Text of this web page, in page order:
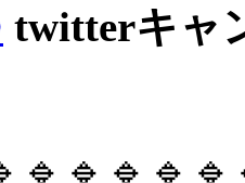
twitterキャ